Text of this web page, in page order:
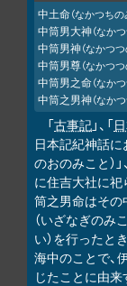
中土命（なかつちの
中筒男大神（なか
中筒男神（なかつ
中筒男尊（なかつ
中筒男之命（なか
中筒之男神（なか
「古事記」、「
日本記紀神話に
のおのみこと）」
に住吉大社に祀
筒之男命はその
（いざなぎのみ
い）を行ったと
海中のことで、
じたことに由来